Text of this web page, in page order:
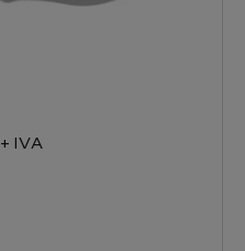
+ IVA